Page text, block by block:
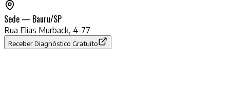
Sede — Bauru/SP
Rua Elias Murback, 4-77
Receber Diagnóstico Gratuito